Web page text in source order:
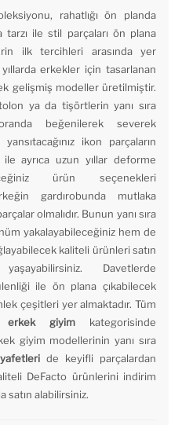
rahatlığı ön planda
tarzı ile stil parçaları ön plana
ilk tercihleri arasında yer
erkekler için tasarlanan
gelişmiş modeller üretilmiştir.
ya da tişörtlerin yanı sıra
beğenilerek severek
yansıtacağınız ikon parçaların
ayrıca uzun yıllar deforme
ürün seçenekleri
gardırobunda mutlaka
olmalıdır. Bunun yanı sıra
yakalayabileceğiniz hem de
kaliteli ürünleri satın
Davetlerde
ile ön plana çıkabilecek
çeşitleri yer almaktadır. Tüm
erkek giyim kategorisinde
giyim modellerinin yanı sıra
de keyifli parçalardan
DeFacto ürünlerini indirim
satın alabilirsiniz.